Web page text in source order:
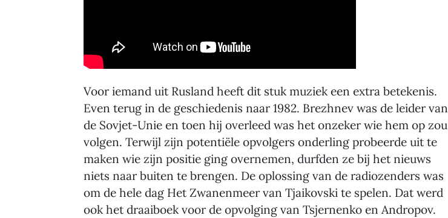
Voor iemand uit Rusland heeft dit stuk muziek een extra betekenis.
Even terug in de geschiedenis naar 1982. Brezhnev was de leider van
de Sovjet-Unie en toen hij overleed was het onzeker wie hem op zou
volgen. Terwijl zijn potentiële opvolgers onderling probeerde uit te
maken wie zijn positie ging overnemen, durfden ze bij het nieuws
niets naar buiten te brengen. De oplossing van de radiozenders was
om de hele dag Het Zwanenmeer van Tjaikovski te spelen. Dat werd
ook het draaiboek voor de opvolging van Tsjernenko en Andropov.